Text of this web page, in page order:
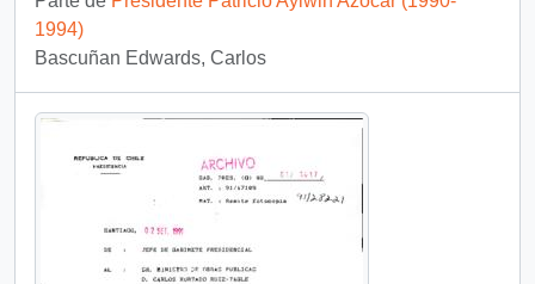
1994)
Bascuñan Edwards, Carlos